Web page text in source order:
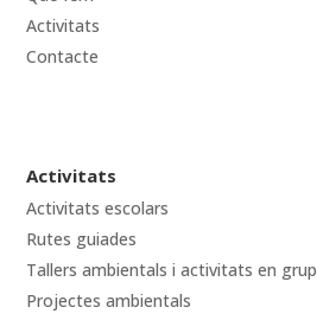
Activitats
Contacte
Activitats
Activitats escolars
Rutes guiades
Tallers ambientals i activitats en grup
Projectes ambientals